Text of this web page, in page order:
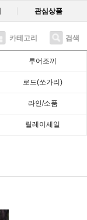
관심상품
카테고리 검색
루어조끼
로드(쏘가리)
라인/소품
릴레이세일
Recent